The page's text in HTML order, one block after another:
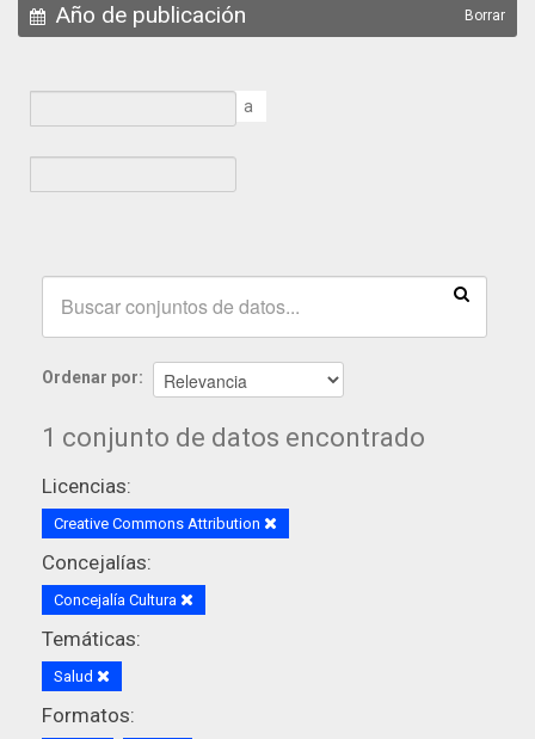
Año de publicación Borrar
a
Ordenar por
1 conjunto de datos encontrado
Licencias:
Creative Commons Attribution
Concejalías:
Concejalía Cultura
Temáticas:
Salud
Formatos: